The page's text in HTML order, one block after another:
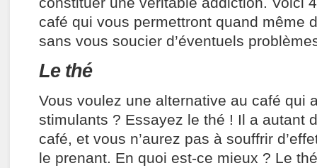
café qui vous permettront quand même
sans vous soucier d’éventuels
Le thé
Vous voulez une alternative au café qui
stimulants ? Essayez le thé ! Il a autant
café, et vous n’aurez pas à souffrir
le prenant. En quoi est-ce mieux ? Le